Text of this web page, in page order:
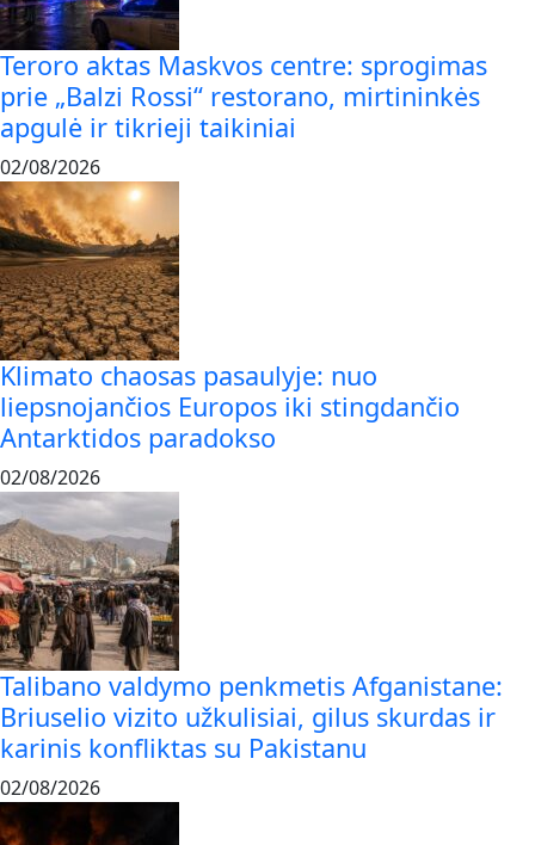
Teroro aktas Maskvos centre: sprogimas
prie „Balzi Rossi“ restorano, mirtininkės
apgulė ir tikrieji taikiniai
02/08/2026
Klimato chaosas pasaulyje: nuo
liepsnojančios Europos iki stingdančio
Antarktidos paradokso
02/08/2026
Talibano valdymo penkmetis Afganistane:
Briuselio vizito užkulisiai, gilus skurdas ir
karinis konfliktas su Pakistanu
02/08/2026